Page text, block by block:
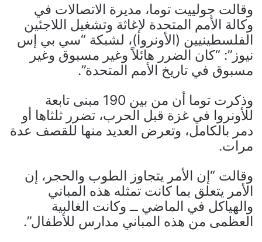
وقالت جولييت توما، مديرة الاتصالات في
وكالة الأمم المتحدة لإغاثة وتشغيل اللاجئين
الفلسطينيين (الأونروا)، لشبكة “سي بي إس
نيوز”: “كان الضرر هائلاً وغير مسبوق وغير
مسبوق في تاريخ الأمم المتحدة”.
وذكرت توما أن من بين 190 مبنى تابعة
للأونروا في غزة قبل الحرب، تضرر ثلثاها أو
دمر بالكامل، وتعرض العديد منها للقصف عدة
مرات.
وقالت “إن الأمر يتجاوز الطوب والحجر، إن
الأمر يتعلق بما كانت تمثله هذه المباني
والهياكل في الماضي ــ وكانت الغالبية
العظمى من هذه المباني مدارس للأطفال”.